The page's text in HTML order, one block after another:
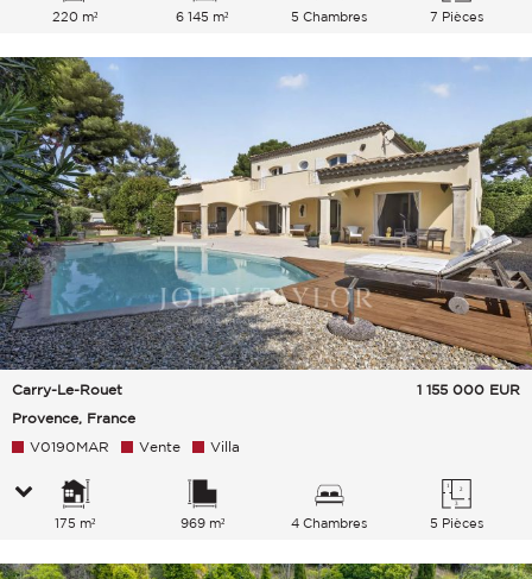
220 m² 6 145 m² 5 Chambres 7 Pièces
Carry-Le-Rouet
Provence, France
1 155 000 EUR
V0190MAR Vente Villa
175 m² 969 m² 4 Chambres 5 Pièces